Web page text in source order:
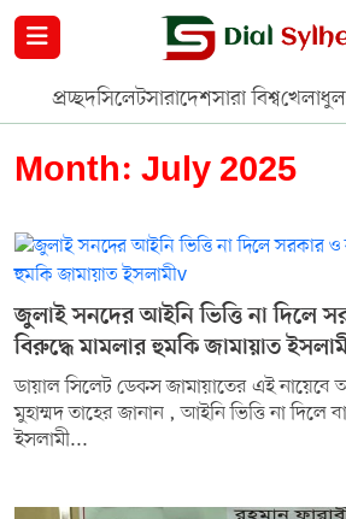
প্রচ্ছদসিলেটসারাদেশসারা বিশ্ব
Month: July 2025
জুলাই সনদের আইনি ভিত্তি না দিলে
বিরুদ্ধে মামলার হুমকি জামায়াত
ডায়াল সিলেট ডেকস জামায়াতের এই
মুহাম্মদ তাহের জানান , আইনি ভিত্তি না দিলে
ইসলামী...
নগর পরিকল্পনা
সিলেট
হবিগঞ্জ
মৌলভীবাজার
জাতীয়
রাজনীতি
আন্তর্জাতিক
প্রবাস
মুক্তমত
মানবসেবা
FACEBOOK
TERMS & CONDITIONS
EDITOR & PUBLISHER : SOHEL